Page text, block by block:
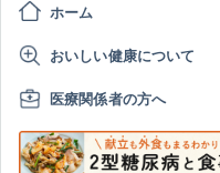
ホーム
おいしい健康について
医療関係者の方へ